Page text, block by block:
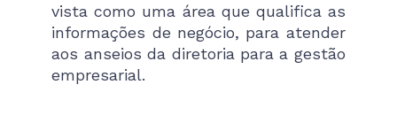
vista como uma área que qualifica as
informações de negócio, para atender
aos anseios da diretoria para a gestão
empresarial.